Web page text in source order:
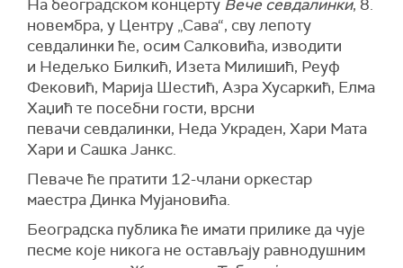
На београдском концерту Вече севдалинки, 8.
новембра, у Центру „Сава“, сву лепоту
севдалинки ће, осим Салковића, изводити
и Недељко Билкић, Изета Милишић, Реуф
Фековић, Марија Шестић, Азра Хусаркић, Елма
Хаџић те посебни гости, врсни
певачи севдалинки, Неда Украден, Хари Мата
Хари и Сашка Јанкс.
Певаче ће пратити 12-члани оркестар
маестра Динка Мујановића.
Београдска публика ће имати прилике да чује
песме које никога не остављају равнодушним